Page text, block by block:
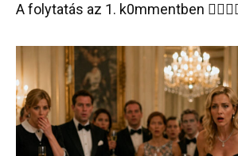
A folytatás az 1. k0mmentben